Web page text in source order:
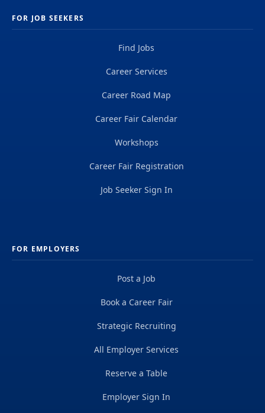
FOR JOB SEEKERS
Find Jobs
Career Services
Career Road Map
Career Fair Calendar
Workshops
Career Fair Registration
Job Seeker Sign In
FOR EMPLOYERS
Post a Job
Book a Career Fair
Strategic Recruiting
All Employer Services
Reserve a Table
Employer Sign In